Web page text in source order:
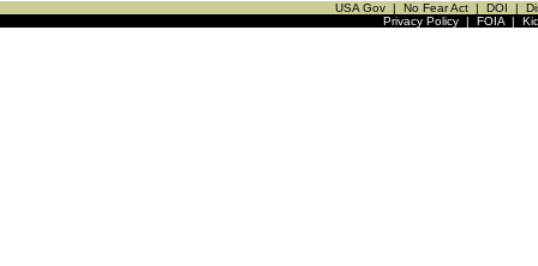
USA Gov | No Fear Act | DOI |
Privacy Policy| FOIA|